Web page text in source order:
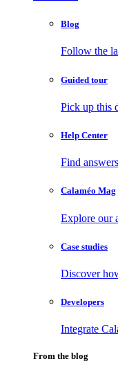
Blog
Follow the
Guided tour
Pick up this
Help Center
Find
Calaméo Mag
Explore our
Case studies
Discover
Developers
Integrate
From the blog